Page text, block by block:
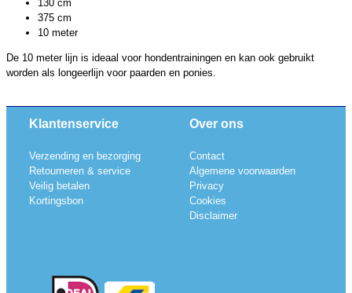
130 cm
375 cm
10 meter
De 10 meter lijn is ideaal voor hondentrainingen en kan ook gebruikt
worden als longeerlijn voor paarden en ponies.
Klantenservice
Verzending en bezorging
Retourneren & service
Veilig betalen
Kortingsbon
Over ons
Contact
Algemene voorwaarden
Privacy
Cookies
Disclaimer